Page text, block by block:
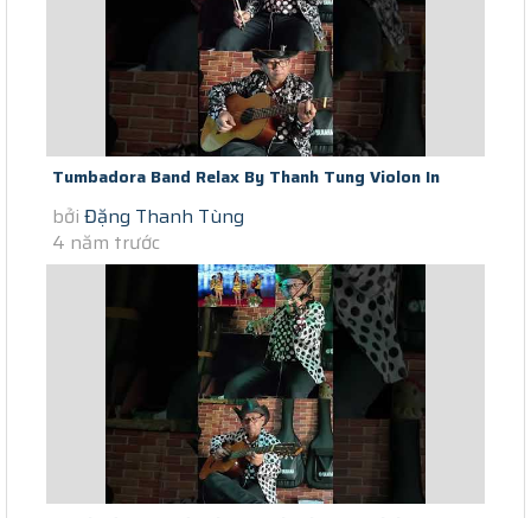
Tumbadora Band Relax By Thanh Tung Violon In
Saigon Social Distance Dancing...
bởi Đặng Thanh Tùng
4 năm trước